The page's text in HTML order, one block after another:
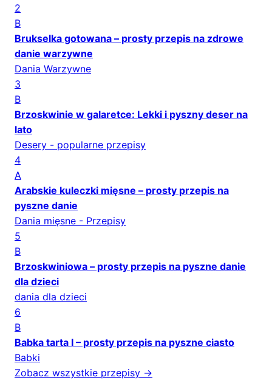
2
B
Brukselka gotowana – prosty przepis na zdrowe
danie warzywne
Dania Warzywne
3
B
Brzoskwinie w galaretce: Lekki i pyszny deser na
lato
Desery - popularne przepisy
4
A
Arabskie kuleczki mięsne – prosty przepis na
pyszne danie
Dania mięsne - Przepisy
5
B
Brzoskwiniowa – prosty przepis na pyszne danie
dla dzieci
dania dla dzieci
6
B
Babka tarta I – prosty przepis na pyszne ciasto
Babki
Zobacz wszystkie przepisy →